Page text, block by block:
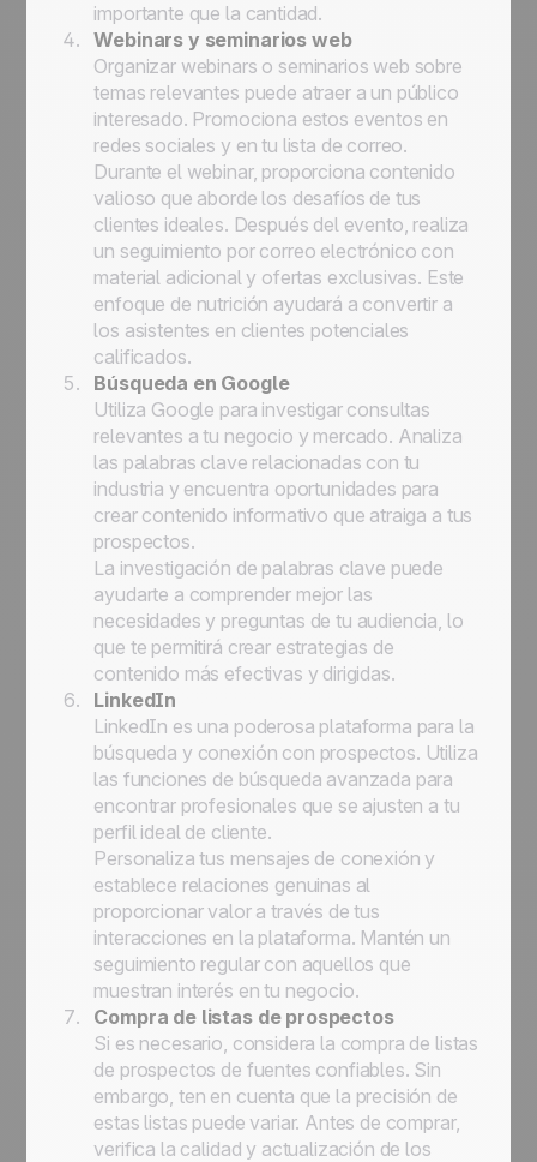
importante que la cantidad.
Webinars y seminarios web
Organizar webinars o seminarios web sobre
temas relevantes puede atraer a un público
interesado. Promociona estos eventos en
redes sociales y en tu lista de correo.
Durante el webinar, proporciona contenido
valioso que aborde los desafíos de tus
clientes ideales. Después del evento, realiza
un seguimiento por correo electrónico con
material adicional y ofertas exclusivas. Este
enfoque de nutrición ayudará a convertir a
los asistentes en clientes potenciales
calificados.
Búsqueda en Google
Utiliza Google para investigar consultas
relevantes a tu negocio y mercado. Analiza
las palabras clave relacionadas con tu
industria y encuentra oportunidades para
crear contenido informativo que atraiga a tus
prospectos.
La investigación de palabras clave puede
ayudarte a comprender mejor las
necesidades y preguntas de tu audiencia, lo
que te permitirá crear estrategias de
contenido más efectivas y dirigidas.
LinkedIn
LinkedIn es una poderosa plataforma para la
búsqueda y conexión con prospectos. Utiliza
las funciones de búsqueda avanzada para
encontrar profesionales que se ajusten a tu
perfil ideal de cliente.
Personaliza tus mensajes de conexión y
establece relaciones genuinas al
proporcionar valor a través de tus
interacciones en la plataforma. Mantén un
seguimiento regular con aquellos que
muestran interés en tu negocio.
Compra de listas de prospectos
Si es necesario, considera la compra de listas
de prospectos de fuentes confiables. Sin
embargo, ten en cuenta que la precisión de
estas listas puede variar. Antes de comprar,
verifica la calidad y actualización de los